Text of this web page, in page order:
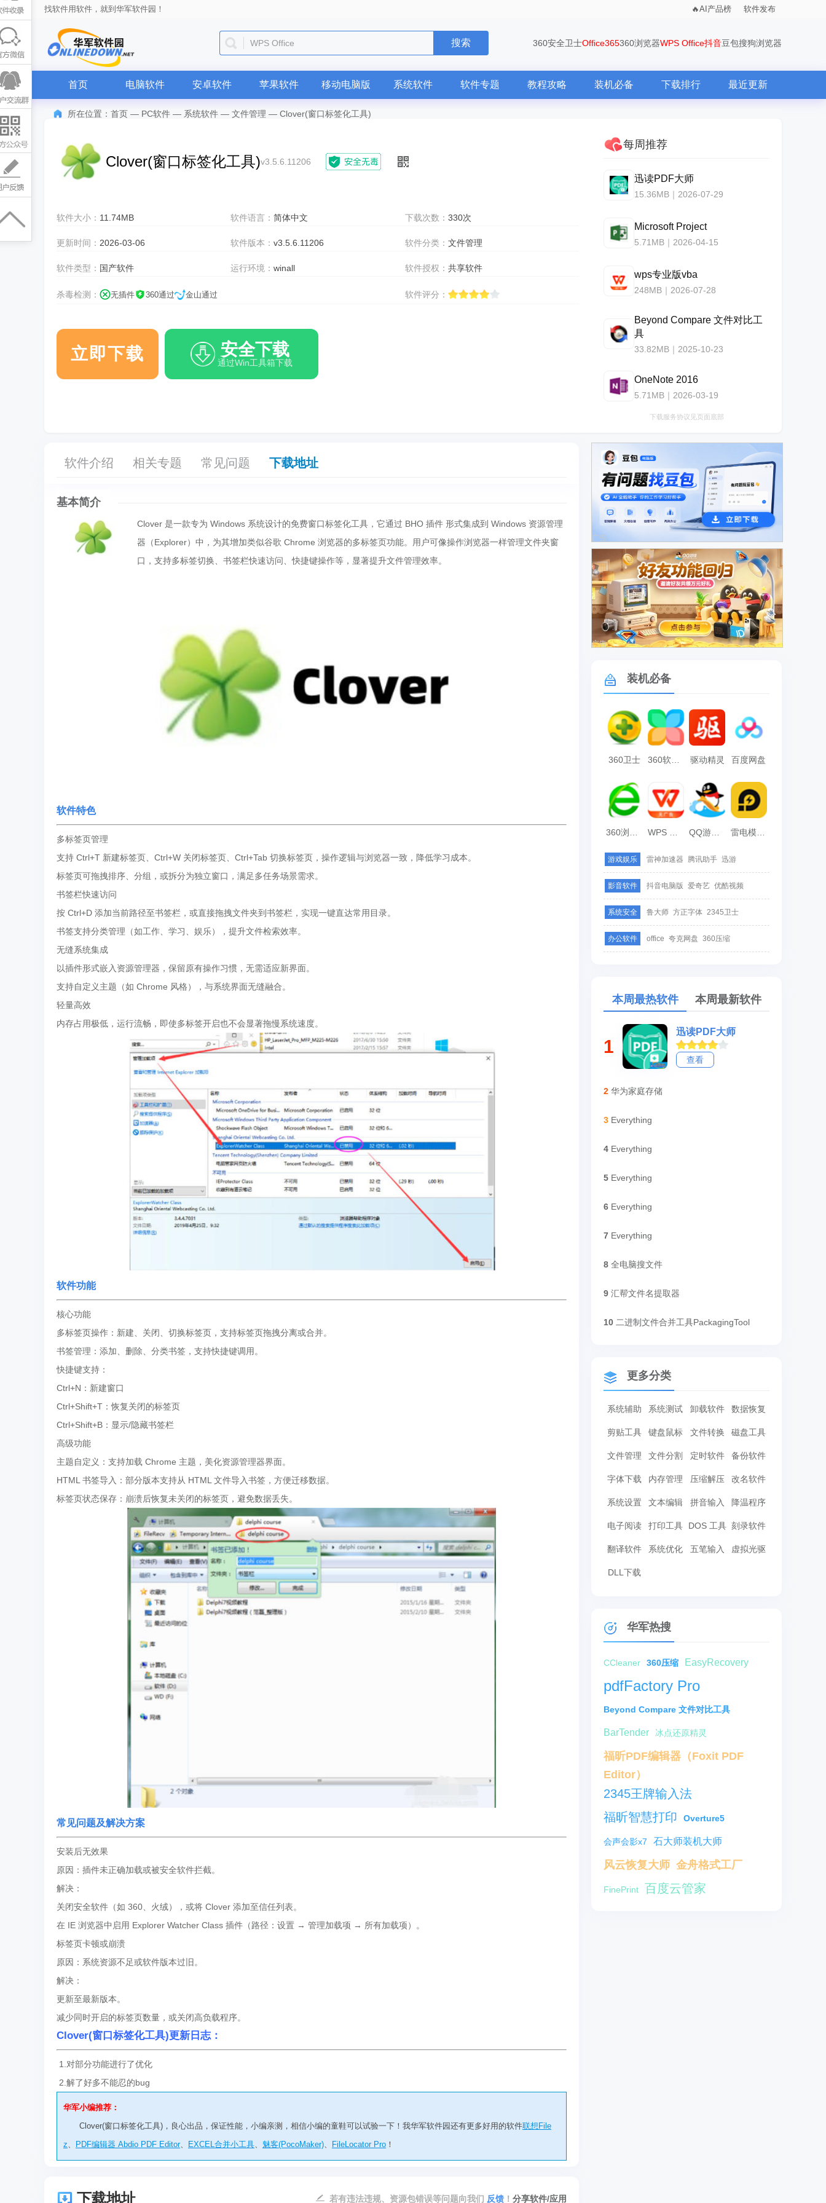
找软件用软件，就到华军软件园！ AI产品榜 软件发布
WPS Office 搜索 360安全卫士Office365360浏览器WPS Office抖音豆包搜狗浏览器
首页 电脑软件 安卓软件 苹果软件 移动电脑版 系统软件 软件专题 教程攻略 装机必备 下载排行 最近更新
所在位置： 首页 — PC软件 — 系统软件 — 文件管理 — Clover(窗口标签化工具)
Clover(窗口标签化工具)v3.5.6.11206
软件大小： 11.74MB 软件语言：简体中文 下载次数： 330次
更新时间： 2026-03-06 软件版本：v3.5.6.11206 软件分类： 文件管理
软件类型： 国产软件 运行环境：winall 软件授权： 共享软件
杀毒检测： 无插件 360通过 金山通过 软件评分：
立即下载 安全下载
通过Win工具箱下载
每周推荐
迅读PDF大师
15.36MB｜2026-07-29
Microsoft Project
5.71MB｜2026-04-15
wps专业版vba
248MB｜2026-07-28
Beyond Compare 文件对比工
具
33.82MB｜2025-10-23
OneNote 2016
5.71MB｜2026-03-19
下载服务协议见页面底部
软件介绍 相关专题 常见问题 下载地址
基本简介
Clover 是一款专为 Windows 系统设计的免费窗口标签化工具，它通过 BHO 插件 形式集成到 Windows 资源管理
器（Explorer）中，为其增加类似谷歌 Chrome 浏览器的多标签页功能。用户可像操作浏览器一样管理文件夹窗
口，支持多标签切换、书签栏快速访问、快捷键操作等，显著提升文件管理效率。
软件特色
多标签页管理
支持 Ctrl+T 新建标签页、Ctrl+W 关闭标签页、Ctrl+Tab 切换标签页，操作逻辑与浏览器一致，降低学习成本。
标签页可拖拽排序、分组，或拆分为独立窗口，满足多任务场景需求。
书签栏快速访问
按 Ctrl+D 添加当前路径至书签栏，或直接拖拽文件夹到书签栏，实现一键直达常用目录。
书签支持分类管理（如工作、学习、娱乐），提升文件检索效率。
无缝系统集成
以插件形式嵌入资源管理器，保留原有操作习惯，无需适应新界面。
支持自定义主题（如 Chrome 风格），与系统界面无缝融合。
轻量高效
内存占用极低，运行流畅，即使多标签开启也不会显著拖慢系统速度。
软件功能
核心功能
多标签页操作：新建、关闭、切换标签页，支持标签页拖拽分离或合并。
书签管理：添加、删除、分类书签，支持快捷键调用。
快捷键支持：
Ctrl+N：新建窗口
Ctrl+Shift+T：恢复关闭的标签页
Ctrl+Shift+B：显示/隐藏书签栏
高级功能
主题自定义：支持加载 Chrome 主题，美化资源管理器界面。
HTML 书签导入：部分版本支持从 HTML 文件导入书签，方便迁移数据。
标签页状态保存：崩溃后恢复未关闭的标签页，避免数据丢失。
常见问题及解决方案
安装后无效果
原因：插件未正确加载或被安全软件拦截。
解决：
关闭安全软件（如 360、火绒），或将 Clover 添加至信任列表。
在 IE 浏览器中启用 Explorer Watcher Class 插件（路径：设置 → 管理加载项 → 所有加载项）。
标签页卡顿或崩溃
原因：系统资源不足或软件版本过旧。
解决：
更新至最新版本。
减少同时开启的标签页数量，或关闭高负载程序。
Clover(窗口标签化工具)更新日志：
1.对部分功能进行了优化
2.解了好多不能忍的bug
华军小编推荐：
Clover(窗口标签化工具)，良心出品，保证性能，小编亲测，相信小编的童鞋可以试验一下！我华军软件园还有更多好用的软件联想File
z、 PDF编辑器 Abdio PDF Editor、 EXCEL合并小工具、 魅客(PocoMaker)、 FileLocator Pro ！
下载地址 分享软件/应用
若有违法违规、资源包错误等问题向我们 反馈 ！
广告
广告
装机必备
360卫士 360软件管家 驱动精灵 百度网盘
雷电模拟器
游戏娱乐 雷神加速器 腾讯助手 迅游
影音软件 抖音电脑版 爱奇艺 优酷视频
系统安全 鲁大师 方正字体 2345卫士
办公软件 office 夸克网盘 360压缩
本周最热软件 本周最新软件
1
迅读PDF大师
查看
2 华为家庭存储
3 Everything
4 Everything
5 Everything
6 Everything
7 Everything
8 全电脑搜文件
9 汇帮文件名提取器
10 二进制文件合并工具PackagingTool
更多分类
系统辅助 系统测试 卸载软件 数据恢复
剪贴工具 键盘鼠标 文件转换 磁盘工具
文件管理 文件分割 定时软件 备份软件
字体下载 内存管理 压缩解压 改名软件
系统设置 文本编辑 拼音输入 降温程序
电子阅读 打印工具 DOS 工具 刻录软件
翻译软件 系统优化 五笔输入 虚拟光驱
DLL下载
华军热搜
CCleaner 360压缩 EasyRecovery
pdfFactory Pro
Beyond Compare 文件对比工具
BarTender 冰点还原精灵
福昕PDF编辑器（Foxit PDF
Editor）
2345王牌输入法
福昕智慧打印
Overture5
会声会影x7 石大师装机大师
风云恢复大师 金舟格式工厂
FinePrint 百度云管家